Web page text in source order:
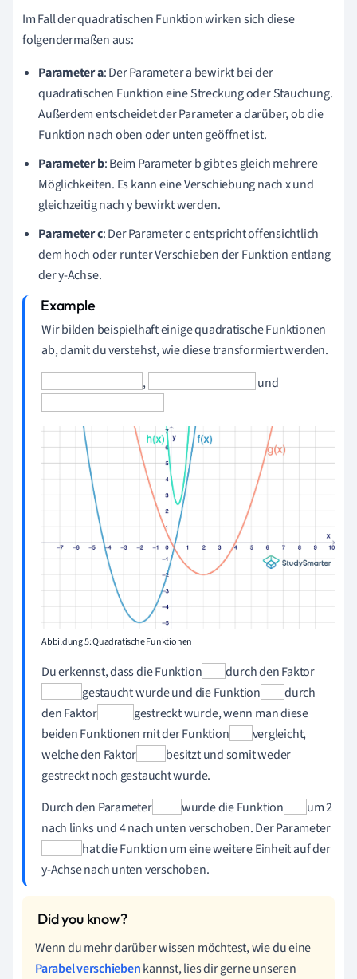
Im Fall der quadratischen Funktion wirken sich diese
folgendermaßen aus:
Parameter a: Der Parameter a bewirkt bei der
quadratischen Funktion eine Streckung oder Stauchung.
Außerdem entscheidet der Parameter a darüber, ob die
Funktion nach oben oder unten geöffnet ist.
Parameter b: Beim Parameter b gibt es gleich mehrere
Möglichkeiten. Es kann eine Verschiebung nach x und
gleichzeitig nach y bewirkt werden.
Parameter c: Der Parameter c entspricht offensichtlich
dem hoch oder runter Verschieben der Funktion entlang
der y-Achse.
Wir bilden beispielhaft einige quadratische Funktionen
ab, damit du verstehst, wie diese transformiert werden.
,
und
Abbildung 5: Quadratische Funktionen
Du erkennst, dass die Funktion
durch den Faktor
gestaucht wurde und die Funktion
durch
den Faktor
gestreckt wurde, wenn man diese
beiden Funktionen mit der Funktion
vergleicht,
welche den Faktor
besitzt und somit weder
gestreckt noch gestaucht wurde.
Durch den Parameter
wurde die Funktion
um 2
nach links und 4 nach unten verschoben. Der Parameter
hat die Funktion um eine weitere Einheit auf der
y-Achse nach unten verschoben.
Wenn du mehr darüber wissen möchtest, wie du eine
Parabel verschiebenkannst, lies dir gerne unseren